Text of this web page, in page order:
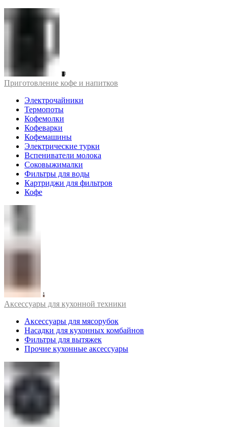
Приготовление кофе и напитков
Электрочайники
Термопоты
Кофемолки
Кофеварки
Кофемашины
Электрические турки
Вспениватели молока
Соковыжималки
Фильтры для воды
Картриджи для фильтров
Кофе
Аксессуары для кухонной техники
Аксессуары для мясорубок
Насадки для кухонных комбайнов
Фильтры для вытяжек
Прочие кухонные аксессуары